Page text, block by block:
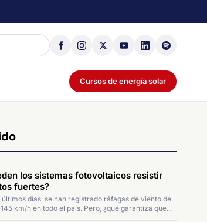
Cursos de energía solar
los sistemas fotovoltaicos resistir
fuertes?
últimos días, se han registrado ráfagas de viento de
km/h en todo el país. Pero, ¿qué garantiza que...